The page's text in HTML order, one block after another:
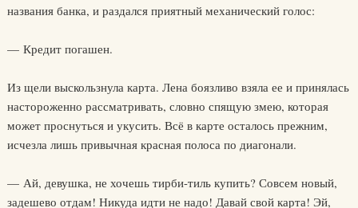
названия банка, и раздался приятный механический голос:
— Кредит погашен.
Из щели выскользнула карта. Лена боязливо взяла ее и принялась
настороженно рассматривать, словно спящую змею, которая
может проснуться и укусить. Всё в карте осталось прежним,
исчезла лишь привычная красная полоса по диагонали.
— Ай, девушка, не хочешь тирби-тиль купить? Совсем новый,
задешево отдам! Никуда идти не надо! Давай свой карта! Эй,